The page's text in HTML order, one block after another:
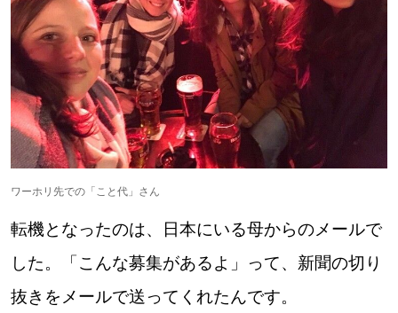
ワーホリ先での「こと代」さん
転機となったのは、日本にいる母からのメールで
した。「こんな募集があるよ」って、新聞の切り
抜きをメールで送ってくれたんです。